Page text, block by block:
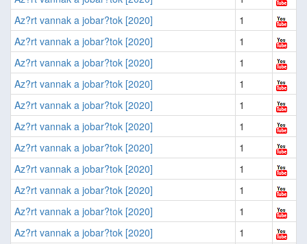
Az?rt vannak a jobar?tok [2020]
1
Az?rt vannak a jobar?tok [2020]
1
Az?rt vannak a jobar?tok [2020]
1
Az?rt vannak a jobar?tok [2020]
1
Az?rt vannak a jobar?tok [2020]
1
Az?rt vannak a jobar?tok [2020]
1
Az?rt vannak a jobar?tok [2020]
1
Az?rt vannak a jobar?tok [2020]
1
Az?rt vannak a jobar?tok [2020]
1
Az?rt vannak a jobar?tok [2020]
1
Az?rt vannak a jobar?tok [2020]
1